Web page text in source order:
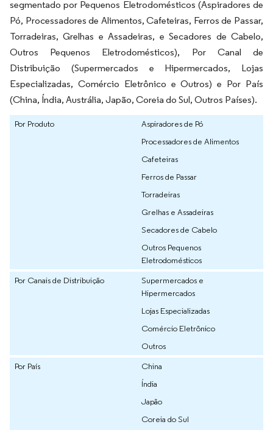
segmentado por Pequenos Eletrodomésticos (Aspiradores de
Pó, Processadores de Alimentos, Cafeteiras, Ferros de Passar,
Torradeiras, Grelhas e Assadeiras, e Secadores de Cabelo,
Outros Pequenos Eletrodomésticos), Por Canal de
Distribuição (Supermercados e Hipermercados, Lojas
Especializadas, Comércio Eletrônico e Outros) e Por País
(China, Índia, Austrália, Japão, Coreia do Sul, Outros Países).
Por Produto
Aspiradores de Pó
Processadores de Alimentos
Cafeteiras
Ferros de Passar
Torradeiras
Grelhas e Assadeiras
Secadores de Cabelo
Outros Pequenos
Eletrodomésticos
Por Canais de Distribuição
Supermercados e
Hipermercados
Lojas Especializadas
Comércio Eletrônico
Outros
Por País
China
Índia
Japão
Coreia do Sul